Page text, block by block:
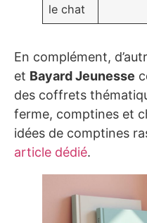
le chat
En complément,
et Bayard Jeunesse
des coffrets
ferme, comptines et
idées de comptines
article dédié.